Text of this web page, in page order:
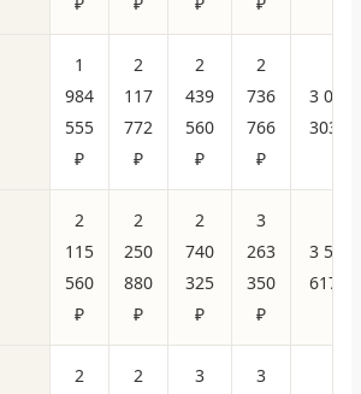
1
984
555
₽
2
117
772
₽
2
439
560
₽
2
736
766
₽
3 044
303 ₽
2
115
560
₽
2
250
880
₽
2
740
325
₽
3
263
350
₽
3 583
617 ₽
2
2
3
3